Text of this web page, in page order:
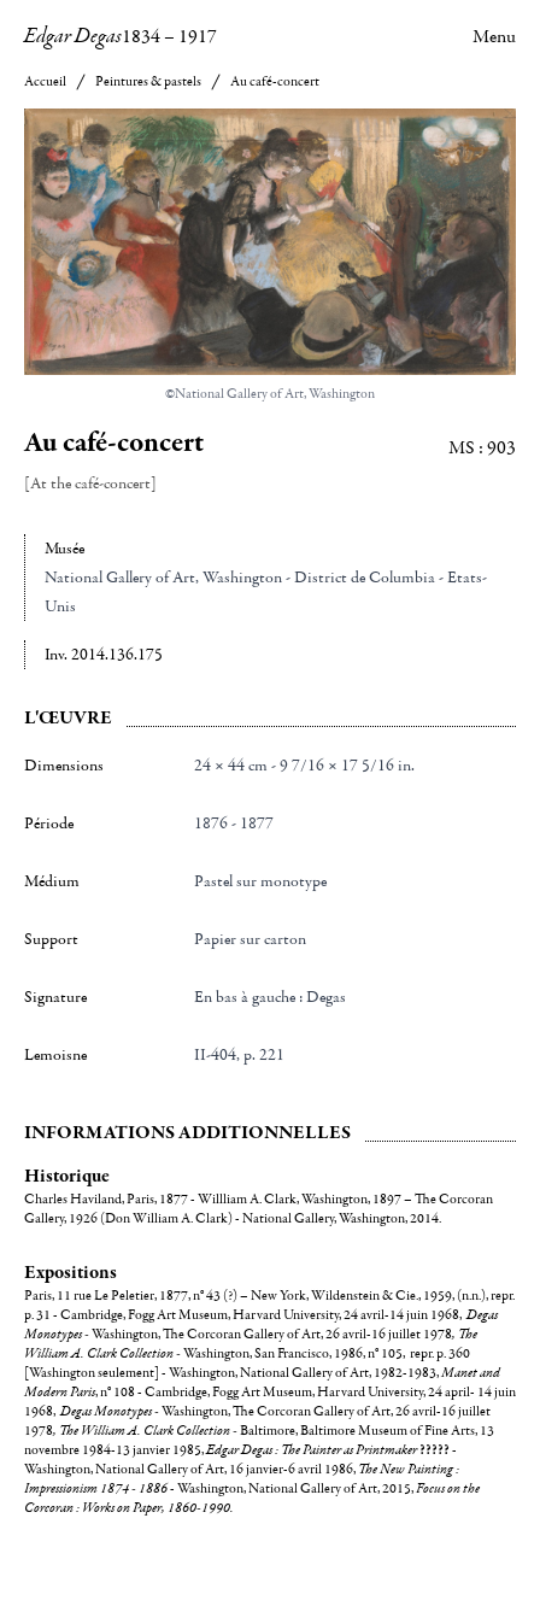
Edgar Degas1834– 1917 Menu
Accueil Peintures & pastels Au café-concert
©National Gallery of Art, Washington
Au café-concert
[At the café-concert]
MS : 903
Musée
National Gallery of Art, Washington - District de Columbia - Etats-
Unis
Inv. 2014.136.175
L'ŒUVRE
Dimensions 24 × 44 cm - 9 7/16 × 17 5/16 in.
Période 1876 - 1877
Médium Pastel sur monotype
Support Papier sur carton
Signature en bas à gauche : Degas
Lemoisne II-404, p. 221
INFORMATIONS ADDITIONNELLES
Historique
Charles Haviland, Paris, 1877 - Willliam A. Clark, Washington, 1897 – The Corcoran
Gallery, 1926 (Don William A. Clark) - National Gallery, Washington, 2014.
Expositions
Paris, 11 rue Le Peletier, 1877, n° 43 (?) – New York, Wildenstein & Cie., 1959, (n.n.), repr.
p. 31 - Cambridge, Fogg Art Museum, Harvard University, 24 avril-14 juin 1968,Degas
Monotypes -Washington, The Corcoran Gallery of Art, 26 avril-16 juillet 1978, The
William A. Clark Collection -Washington, San Francisco, 1986, n° 105, repr. p. 360
[Washington seulement] - Washington, National Gallery of Art, 1982-1983,Manet and
Modern Paris, n° 108 - Cambridge, Fogg Art Museum, Harvard University, 24 april- 14 juin
1968,Degas Monotypes -Washington, The Corcoran Gallery of Art, 26 avril-16 juillet
1978, The William A. Clark Collection -Baltimore, Baltimore Museum of Fine Arts, 13
novembre 1984-13 janvier 1985,Edgar Degas : The Painter as Printmaker ????? -
Washington, National Gallery of Art, 16 janvier-6 avril 1986, The New Painting :
Impressionism 1874 - 1886- Washington, National Gallery of Art, 2015,Focus on the
Corcoran : Works on Paper, 1860-1990.